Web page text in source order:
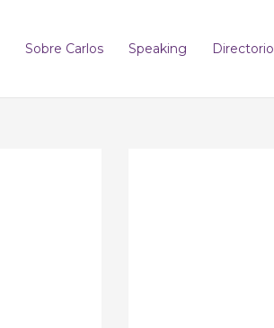
Sobre Carlos Speaking Directorio